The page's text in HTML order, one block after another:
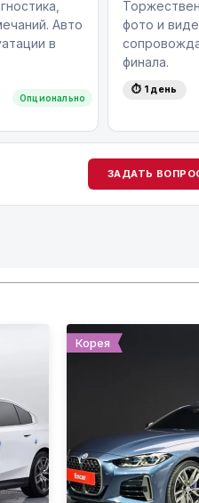
Опционально
Авто
в
фото и
финала.
⏱ 1 день
ЗАДАТЬ
Корея